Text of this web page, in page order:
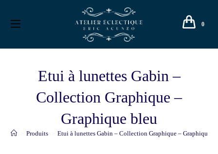
0
Etui à lunettes Gabin –
Collection Graphique –
Graphique bleu
Produits Etui à lunettes Gabin – Collection Graphique – Graphique